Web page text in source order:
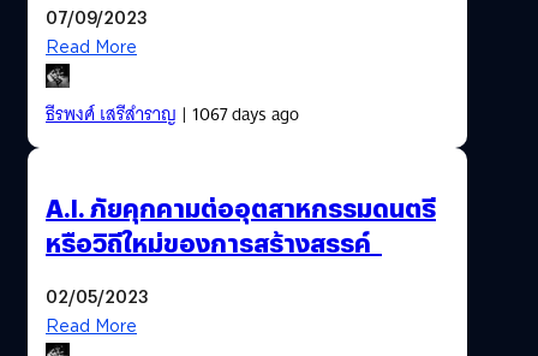
07/09/2023
Read More
ธีรพงศ์ เสรีสำราญ | 1067 days ago
A.I. ภัยคุกคามต่ออุตสาหกรรมดนตรี
หรือวิถีใหม่ของการสร้างสรรค์
02/05/2023
Read More